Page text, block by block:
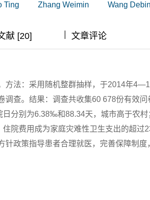
Ting Zhang Weimin Wang Debin
献 [20] 文章评论
方法：采用随机整群抽样，于2014年
查。结果：调查共收集60 678份有效
分别为6.38‰和88.34天，城市高于农
院费用成为家庭灾难性卫生支出的超过
政策指导患者合理就医，完善保障制度